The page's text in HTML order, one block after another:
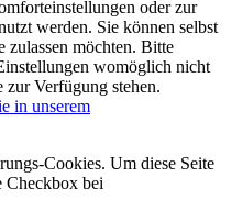
oder zur
werden. Sie können selbst
zulassen möchten. Bitte
womöglich nicht
zur Verfügung stehen.
in unserem
Cookies. Um diese Seite
Checkbox bei